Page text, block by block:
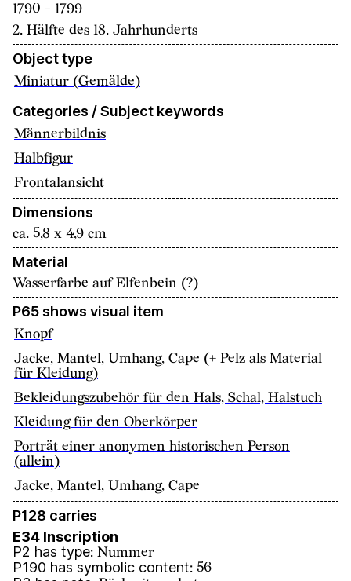
1790 - 1799
2. Hälfte des 18. Jahrhunderts
Object type
Miniatur (Gemälde)
Categories / Subject keywords
Männerbildnis
Halbfigur
Frontalansicht
Dimensions
ca. 5,8 x 4,9 cm
Material
Wasserfarbe auf Elfenbein (?)
P65 shows visual item
Knopf
Jacke, Mantel, Umhang, Cape (+ Pelz als Material
für Kleidung)
Bekleidungszubehör für den Hals, Schal, Halstuch
Kleidung für den Oberkörper
Porträt einer anonymen historischen Person
(allein)
Jacke, Mantel, Umhang, Cape
P128 carries
E34 Inscription
P2 has type: Nummer
P190 has symbolic content: 56